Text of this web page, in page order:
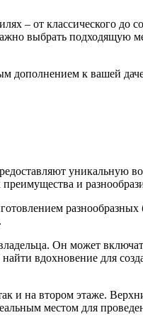
– от классического до
выбрать подходящую
дополнением к вашей
уникальную
и
Он может
вдохновение для
и на втором этаже.
местом для